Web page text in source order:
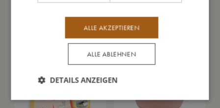
Magnetspiele - Puzzle m. Schwimmflügel Alfie -
Regenbogen Konfetti
ALLE AKZEPTIEREN
ALLE ABLEHNEN
DETAILS ANZEIGEN